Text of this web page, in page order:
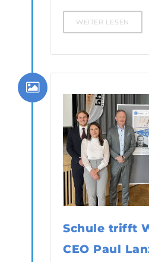
WEITER LESEN
Schule trifft
CEO Paul